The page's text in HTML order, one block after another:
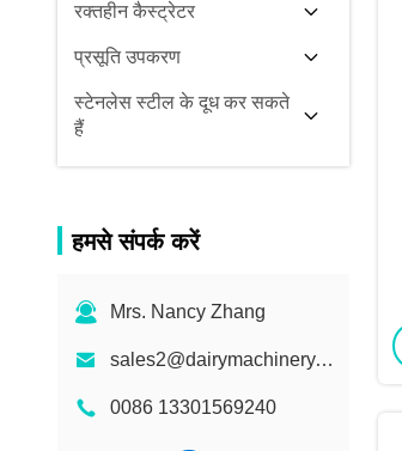
रक्तहीन कैस्ट्रेटर
प्रसूति उपकरण
स्टेनलेस स्टील के दूध कर सकते
हैं
हमसे संपर्क करें
Mrs. Nancy Zhang
sales2@dairymachinery.cc
0086 13301569240